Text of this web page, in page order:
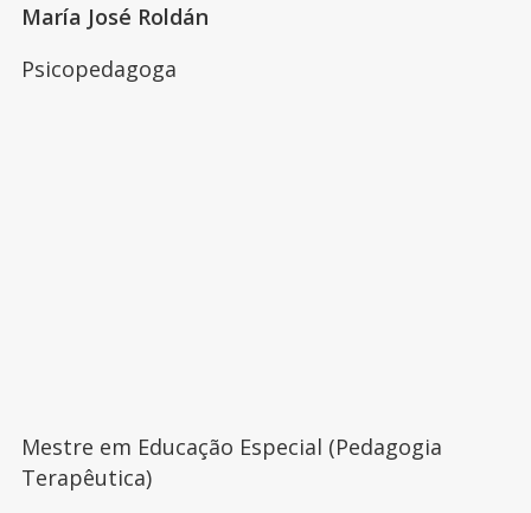
María José Roldán
Psicopedagoga
Mestre em Educação Especial (Pedagogia
Terapêutica)